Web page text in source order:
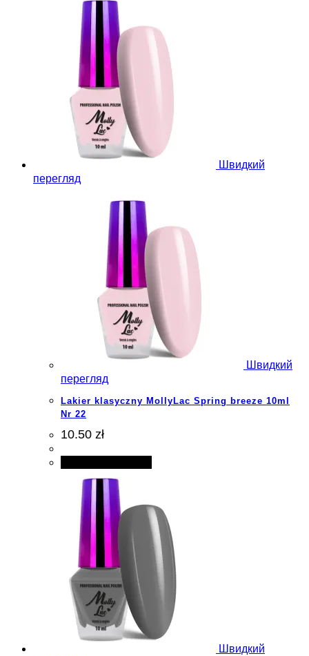
Швидкий
перегляд
Швидкий
перегляд
Lakier klasyczny MollyLac Spring breeze 10ml
Nr 22
10.50 zł
Швидкий